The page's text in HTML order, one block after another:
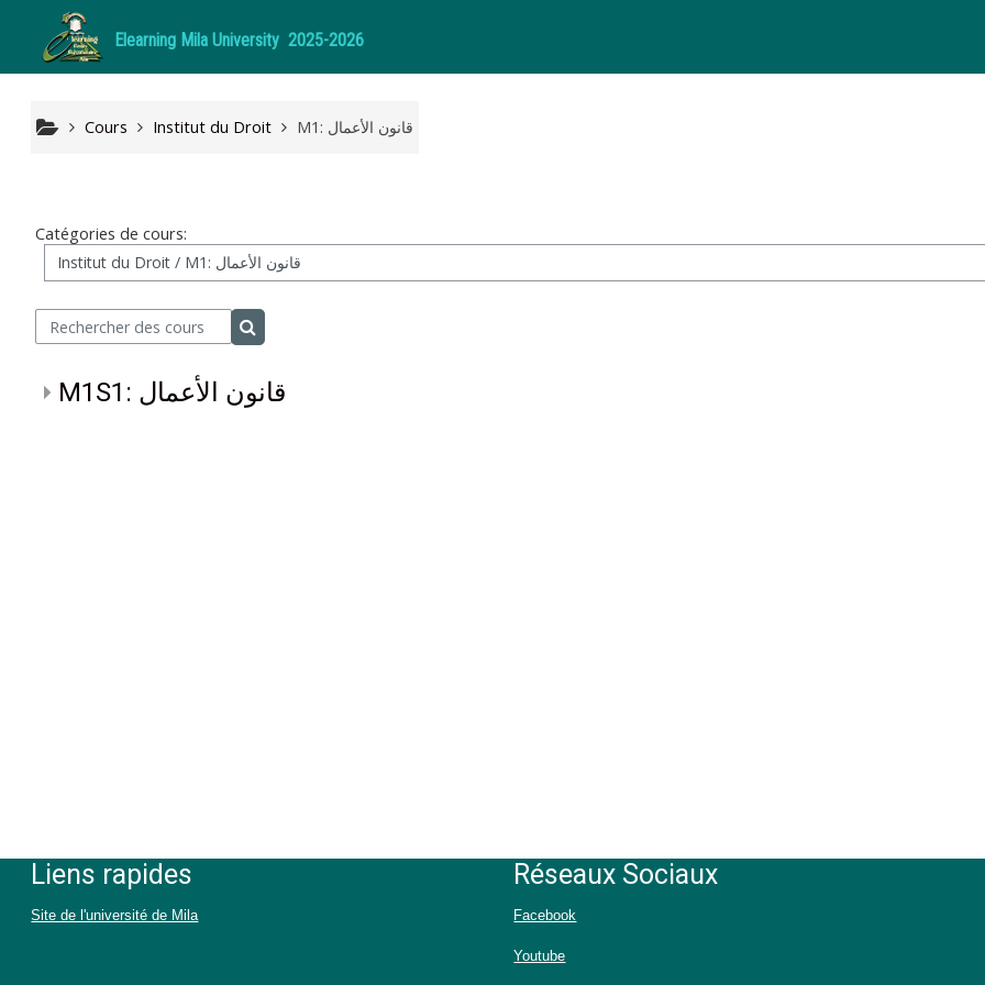
Passer au contenu principal
Elearning Mila University2025-2026
Cours Institut du Droit M1: قانون الأعمال
Catégories de cours:
Rechercher des cours
Rechercher des cours
M1S1: قانون الأعمال
Liens rapides
Site de l'université de Mila
Réseaux Sociaux
Facebook
Youtube